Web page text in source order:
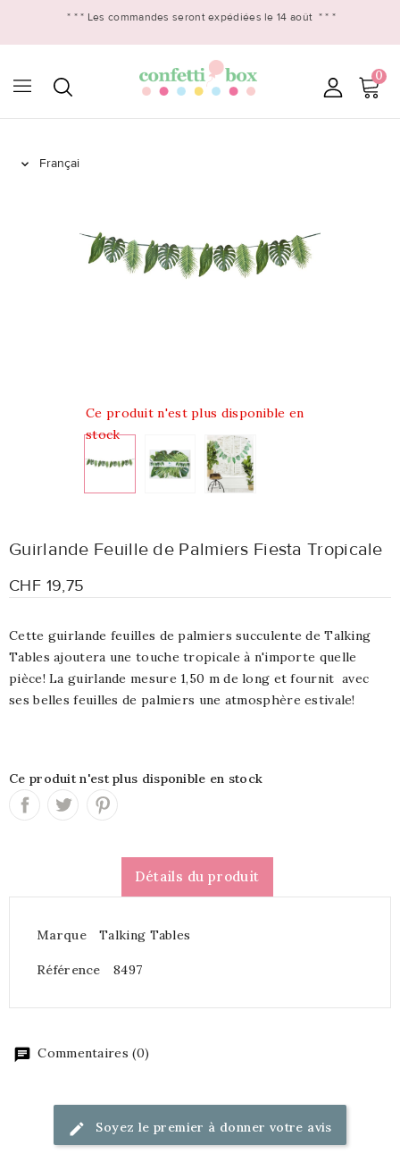
* * * Les commandes seront expédiées le 14 août * * *
0

Ce produit n'est plus disponible en
stock
Guirlande Feuille de Palmiers Fiesta Tropicale
CHF 19,75
Cette guirlande feuilles de palmiers succulente de Talking
Tables ajoutera une touche tropicale à n'importe quelle
pièce! La guirlande mesure 1,50 m de long et fournit avec
ses belles feuilles de palmiers une atmosphère estivale!
Ce produit n'est plus disponible en stock
Détails du produit
Marque Talking Tables
Référence 8497
Commentaires (0)
Soyez le premier à donner votre avis